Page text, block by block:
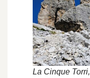
La Cinque